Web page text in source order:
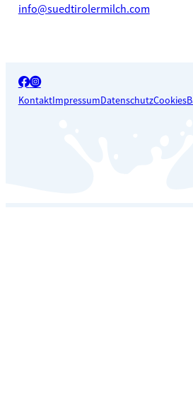
info@suedtirolermilch.com
facebook_big
instagram_big
KontaktImpressumDatenschutzCookies